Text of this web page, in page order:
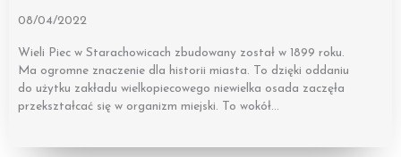
08/04/2022
Wieli Piec w Starachowicach zbudowany został w 1899 roku.
Ma ogromne znaczenie dla historii miasta. To dzięki oddaniu
do użytku zakładu wielkopiecowego niewielka osada zaczęła
przekształcać się w organizm miejski. To wokół…